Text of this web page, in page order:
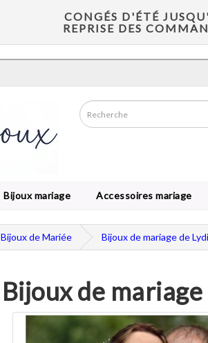
CONGÉS D'ÉTÉ
REPRISE DES
Bijoux mariage Accessoires mariage
Bijoux de Mariée Bijoux de mariage de
Bijoux de